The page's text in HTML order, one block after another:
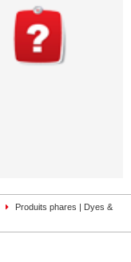
Produits phares | Dyes &